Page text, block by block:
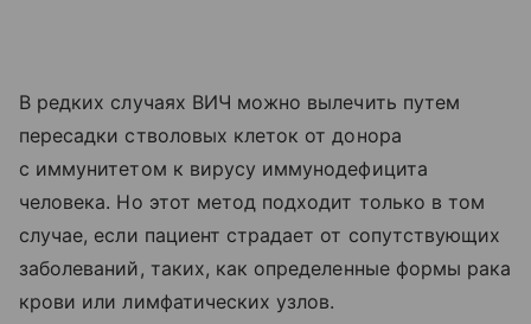
В редких случаях ВИЧ можно вылечить путем
пересадки стволовых клеток от донора
с иммунитетом к вирусу иммунодефицита
человека. Но этот метод подходит только в том
случае, если пациент страдает от сопутствующих
заболеваний, таких, как определенные формы рака
крови или лимфатических узлов.